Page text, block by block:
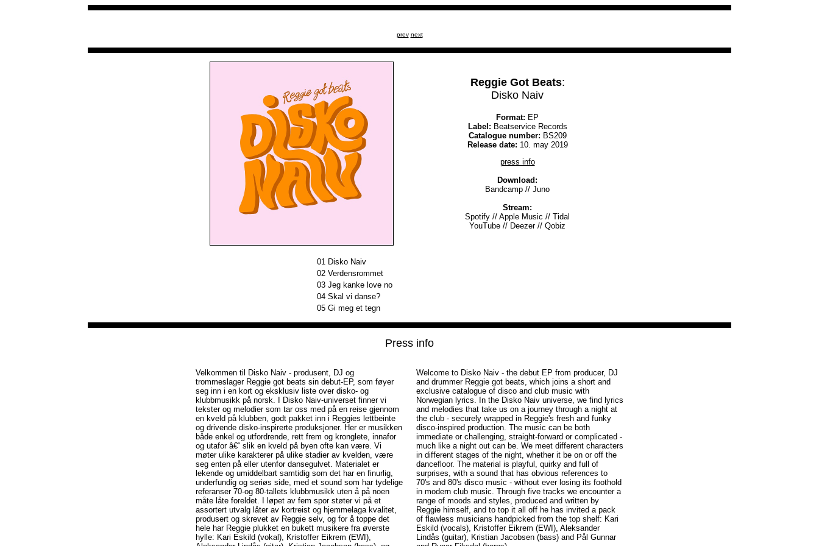
prev next
Reggie Got Beats:
Disko Naiv
Format: EP
Label: Beatservice Records
Catalogue number: BS209
Release date: 10. may 2019
press info
Download:
Bandcamp // Juno
Stream:
Spotify // Apple Music // Tidal
YouTube // Deezer// Qobiz
01 Disko Naiv
02 Verdensrommet
03 Jeg kanke love no
04 Skal vi danse?
05 Gi meg et tegn
Press info
Velkommen til Disko Naiv - produsent, DJ og
trommeslager Reggie got beats sin debut-EP, som føyer
seg inn i en kort og eksklusiv liste over disko- og
klubbmusikk på norsk. I Disko Naiv-universet finner vi
tekster og melodier som tar oss med på en reise gjennom
en kveld på klubben, godt pakket inn i Reggies lettbeinte
og drivende disko-inspirerte produksjoner. Her er musikken
både enkel og utfordrende, rett frem og kronglete, innafor
og utafor â€“ slik en kveld på byen ofte kan være. Vi
møter ulike karakterer på ulike stadier av kvelden, være
seg enten på eller utenfor dansegulvet. Materialet er
lekende og umiddelbart samtidig som det har en finurlig,
underfundig og seriøs side, med et sound som har tydelige
referanser 70-og 80-tallets klubbmusikk uten å på noen
måte låte foreldet. I løpet av fem spor støter vi på et
assortert utvalg låter av kortreist og hjemmelaga kvalitet,
produsert og skrevet av Reggie selv, og for å toppe det
hele har Reggie plukket en bukett musikere fra øverste
hylle: Kari Eskild (vokal), Kristoffer Eikrem (EWI),
Welcome to Disko Naiv - the debut EP from producer, DJ
and drummer Reggie got beats, which joins a short and
exclusive catalogue of disco and club music with
Norwegian lyrics. In the Disko Naiv universe, we find lyrics
and melodies that take us on a journey through a night at
the club - securely wrapped in Reggie's fresh and funky
disco-inspired production. The music can be both
immediate or challenging, straight-forward or complicated -
much like a night out can be. We meet different characters
in different stages of the night, whether it be on or off the
dancefloor. The material is playful, quirky and full of
surprises, with a sound that has obvious references to
70's and 80's disco music - without ever losing its foothold
in modern club music. Through five tracks we encounter a
range of moods and styles, produced and written by
Reggie himself, and to top it all off he has invited a pack
of flawless musicians handpicked from the top shelf: Kari
Eskild (vocals), Kristoffer Eikrem (EWI), Aleksander
Lindås (guitar), Kristian Jacobsen (bass) and Pål Gunnar